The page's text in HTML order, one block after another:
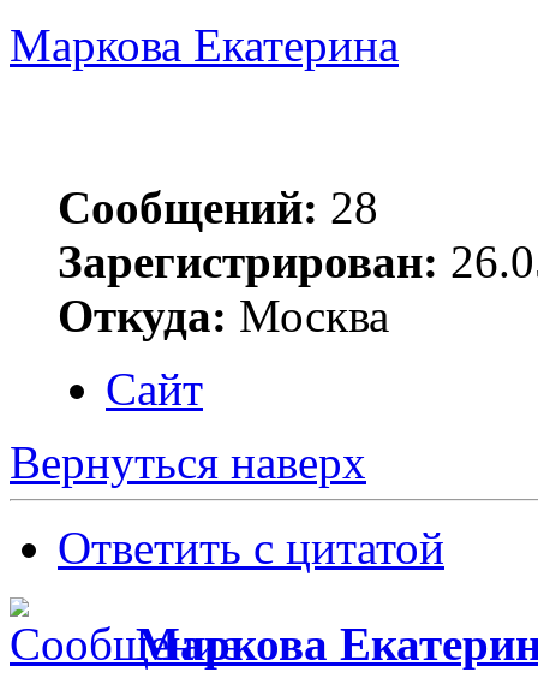
Маркова Екатерина
Сообщений: 28
Зарегистрирован:
Откуда: Москва
Сайт
Вернуться наверх
Ответить с цитатой
Маркова